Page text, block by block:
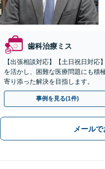
歯科治療ミス
【出張相談対応】【土日祝日対
を活かし、困難な医療問題にも積
寄り添った解決を目指します。
事例を見る(1件)
メール